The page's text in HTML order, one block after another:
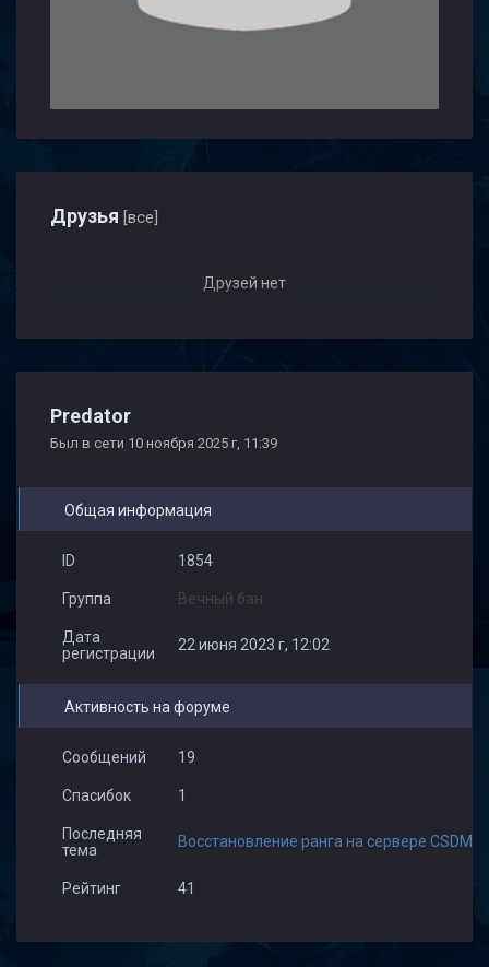
Друзья [все]
Друзей нет
Predator
Был в сети 10 ноября 2025 г, 11:39
Общая информация
ID 1854
Группа Вечный бан
Дата
регистрации
22 июня 2023 г, 12:02
Активность на форуме
Сообщений 19
Спасибок 1
Последняя
тема
Восстановление ранга на сервере CSDM
Рейтинг 41